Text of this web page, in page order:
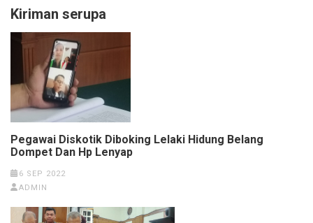
Kiriman serupa
Pegawai Diskotik Diboking Lelaki Hidung Belang
Dompet Dan Hp Lenyap
6 SEP 2022
ADMIN